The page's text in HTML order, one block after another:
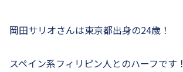
岡田サリオさんは東京都出身の24歳！
スペイン系フィリピン人とのハーフです！